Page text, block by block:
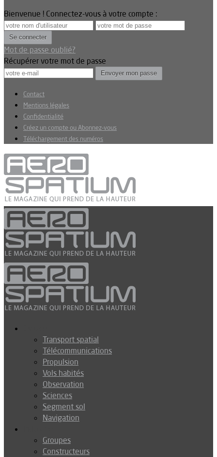
Bienvenue ! Connectez-vous à votre compte :
Mot de passe oublié?
Récupérer votre mot de passe
Contact
Mentions légales
Confidentialité
Créez un compte ou Abonnez-vous
Téléchargement des numéros
Transport spatial
Télécommunications
Propulsion
Vols habités
Observation
Sciences
Segment sol
Navigation
Groupes
Constructeurs